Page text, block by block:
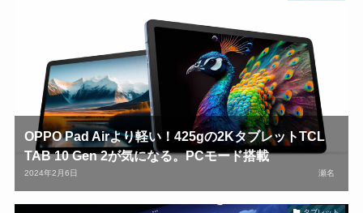
OPPO Pad Airより軽い！425gの2KタブレットTCL
TAB 10 Gen 2が気になる。PCモード搭載
2024年2月6日 瀬名